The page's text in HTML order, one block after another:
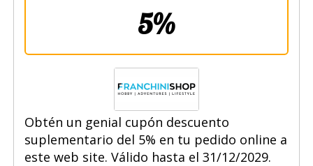
5%
Obtén un genial cupón descuento
suplementario del 5% en tu pedido online a
este web site. Válido hasta el 31/12/2029.